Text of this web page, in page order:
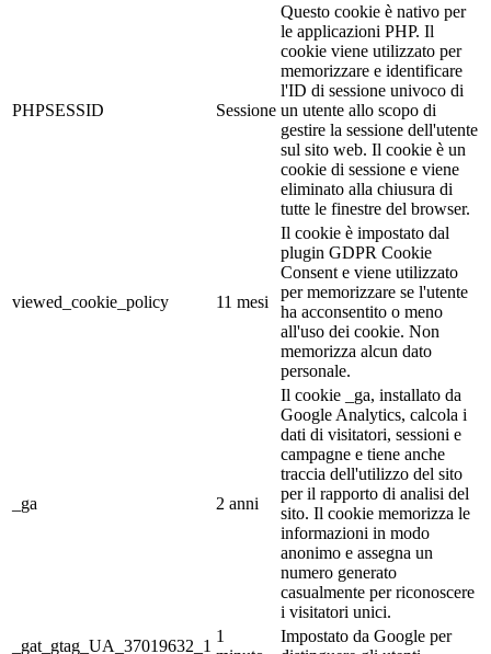
PHPSESSID Sessione
Questo cookie è nativo per
le applicazioni PHP. Il
cookie viene utilizzato per
memorizzare e identificare
l'ID di sessione univoco di
un utente allo scopo di
gestire la sessione dell'utente
sul sito web. Il cookie è un
cookie di sessione e viene
eliminato alla chiusura di
tutte le finestre del browser.
viewed_cookie_policy 11 mesi
Il cookie è impostato dal
plugin GDPR Cookie
Consent e viene utilizzato
per memorizzare se l'utente
ha acconsentito o meno
all'uso dei cookie. Non
memorizza alcun dato
personale.
_ga 2 anni
Il cookie _ga, installato da
Google Analytics, calcola i
dati di visitatori, sessioni e
campagne e tiene anche
traccia dell'utilizzo del sito
per il rapporto di analisi del
sito. Il cookie memorizza le
informazioni in modo
anonimo e assegna un
numero generato
casualmente per riconoscere
i visitatori unici.
_gat_gtag_UA_37019632_1
1
Impostato da Google per